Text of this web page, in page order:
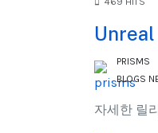
PRISMS
BLOGS
자세한 릴